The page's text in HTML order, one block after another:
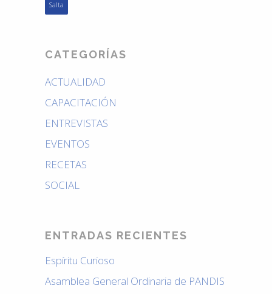
Salta
CATEGORÍAS
ACTUALIDAD
CAPACITACIÓN
ENTREVISTAS
EVENTOS
RECETAS
SOCIAL
ENTRADAS RECIENTES
Espíritu Curioso
Asamblea General Ordinaria de PANDIS